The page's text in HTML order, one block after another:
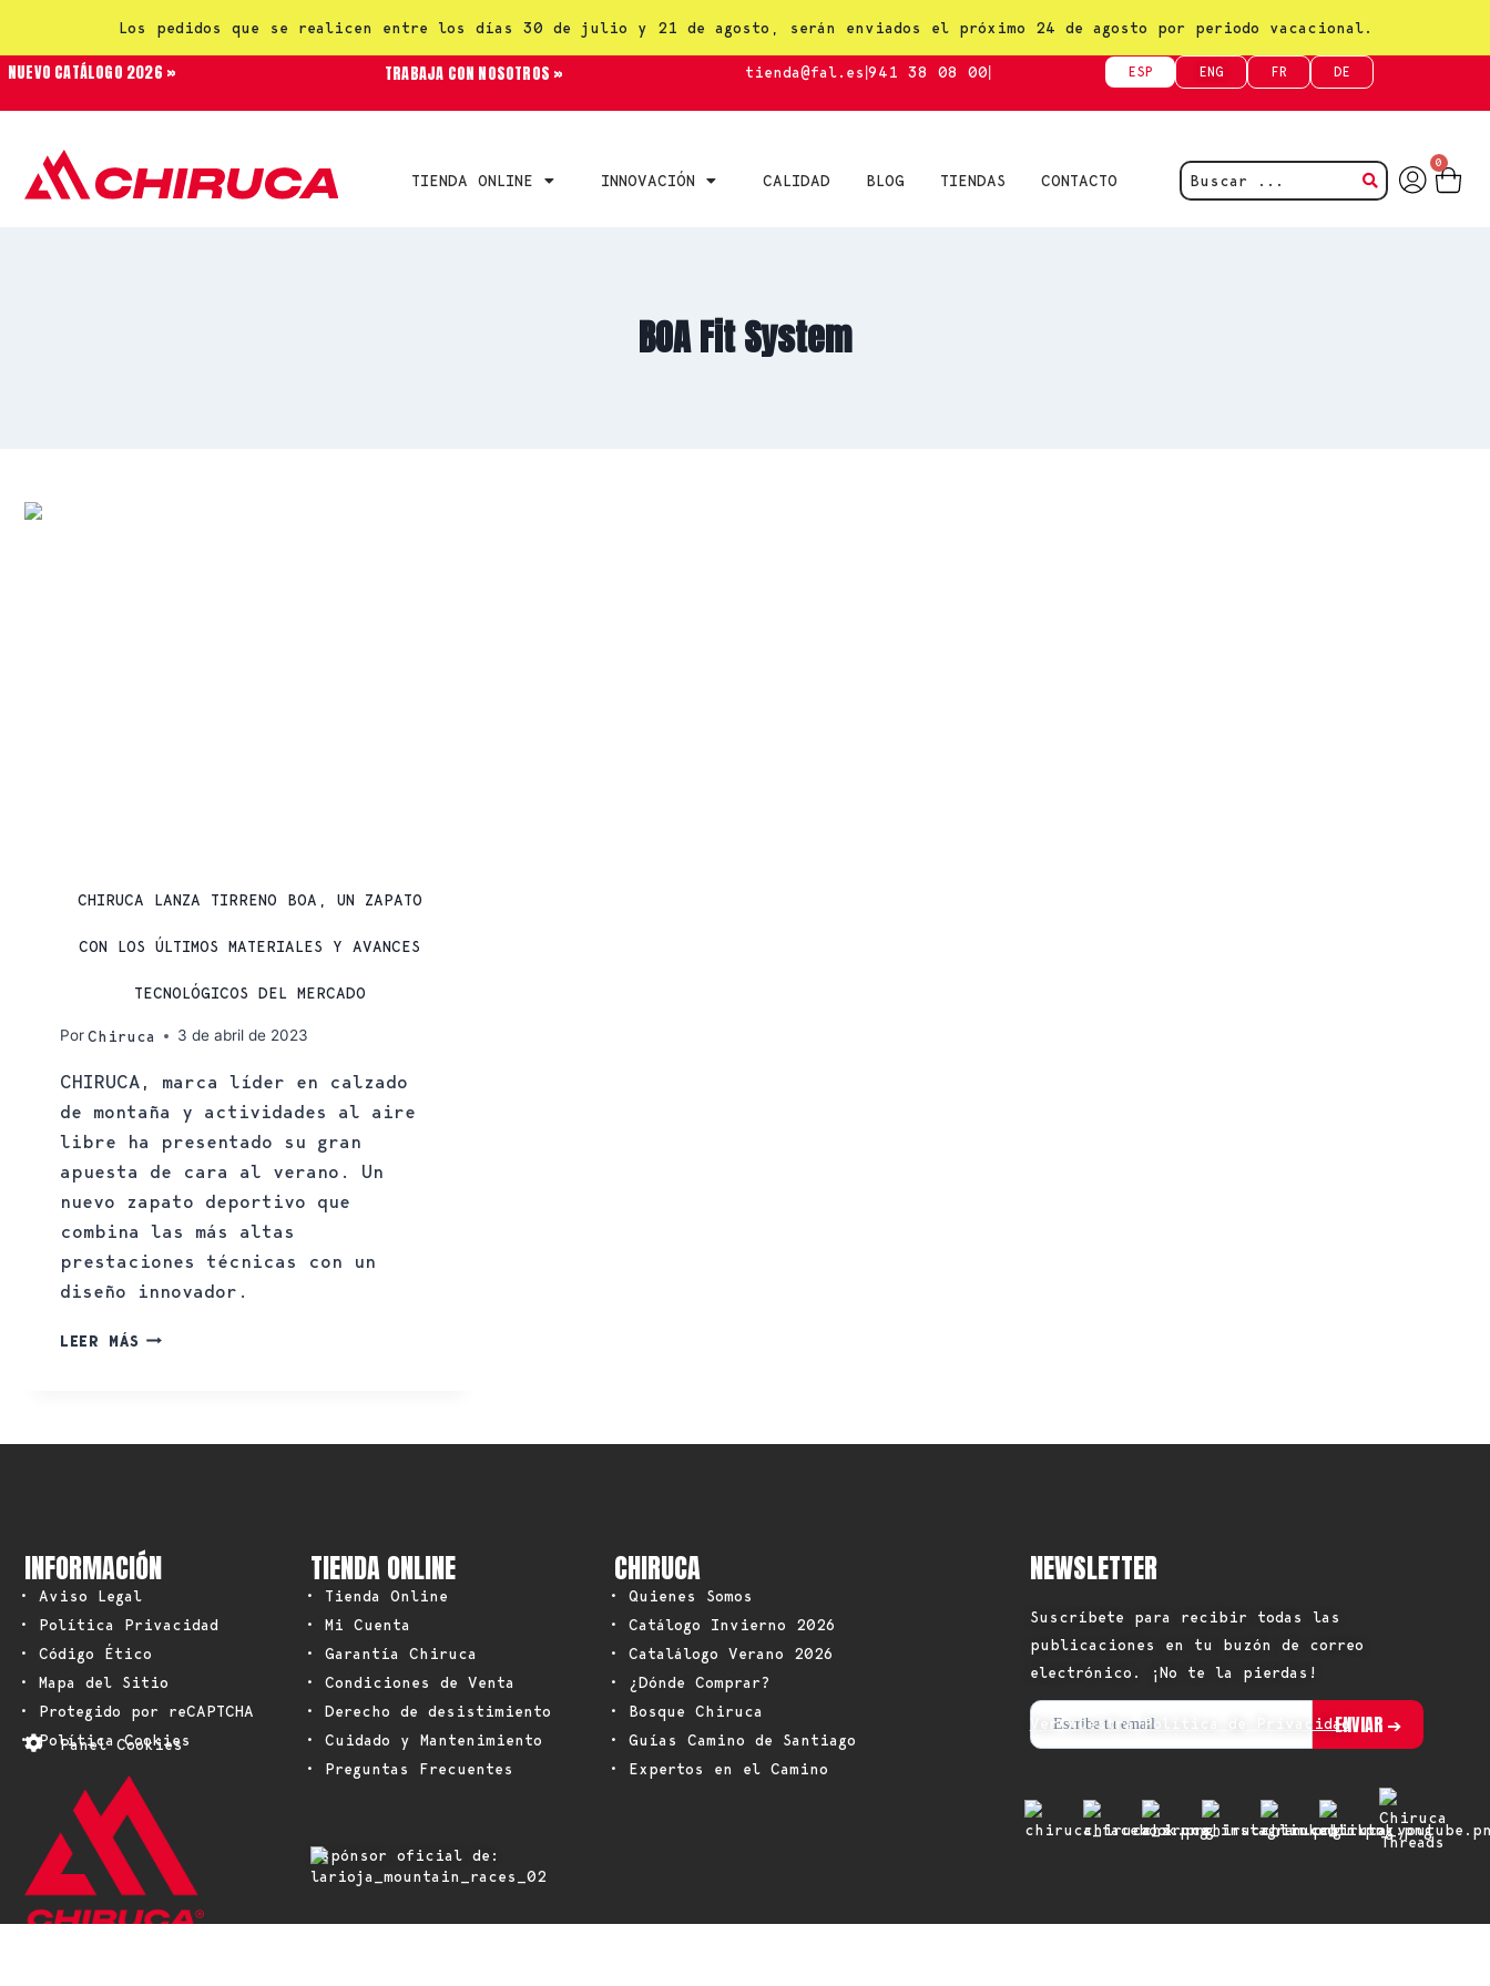
Los pedidos que se realicen entre los días 30 de julio y 21 de agosto, serán enviados el próximo 24 de agosto por periodo vacacional.
NUEVO CATÁLOGO 2026 » TRABAJA CON NOSOTROS » tienda@fal.es 941 38 08 00 ESP ENG FR DE
TIENDA ONLINE INNOVACIÓN CALIDAD BLOG TIENDAS CONTACTO
0
BOA Fit System
CHIRUCA LANZA TIRRENO BOA, UN ZAPATO
CON LOS ÚLTIMOS MATERIALES Y AVANCES
TECNOLÓGICOS DEL MERCADO
PorChiruca 3 de abril de 2023
CHIRUCA, marca líder en calzado
de montaña y actividades al aire
libre ha presentado su gran
apuesta de cara al verano. Un
nuevo zapato deportivo que
combina las más altas
prestaciones técnicas con un
diseño innovador.
LEER MÁS
INFORMACIÓN
• Aviso Legal
• Política Privacidad
• Código Ético
• Mapa del Sitio
• Protegido por reCAPTCHA
• Política Cookies
Panel Cookies
TIENDA ONLINE
• Tienda Online
• Mi Cuenta
• Garantía Chiruca
• Condiciones de Venta
• Derecho de desistimiento
• Cuidado y Mantenimiento
• Preguntas Frecuentes
Espónsor oficial de:
CHIRUCA
• Quienes Somos
• Catálogo Invierno 2026
• Catalálogo Verano 2026
• ¿Dónde Comprar?
• Bosque Chiruca
• Guías Camino de Santiago
• Expertos en el Camino
NEWSLETTER
Suscríbete para recibir todas las
publicaciones en tu buzón de correo
electrónico. ¡No te la pierdas!
Ver nuestra Política de Privacidad